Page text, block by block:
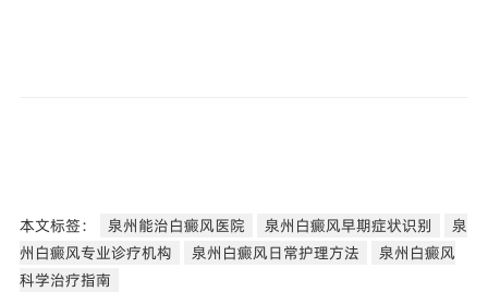
本文标签： 泉州能治白癜风医院 泉州白癜风早期症状识别
泉
州白癜风专业诊疗机构
泉州白癜风日常护理方法
泉州白癜风
科学治疗指南